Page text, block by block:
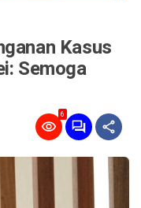
Kasus
Semoga
6